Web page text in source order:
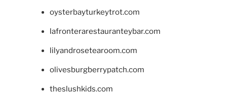
oysterbayturkeytrot.com
lafronterarestauranteybar.com
lilyandrosetearoom.com
olivesburgberrypatch.com
theslushkids.com